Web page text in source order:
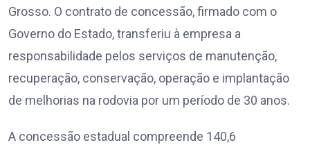
Grosso. O contrato de concessão, firmado com o
Governo do Estado, transferiu à empresa a
responsabilidade pelos serviços de manutenção,
recuperação, conservação, operação e implantação
de melhorias na rodovia por um período de 30 anos.
A concessão estadual compreende 140,6